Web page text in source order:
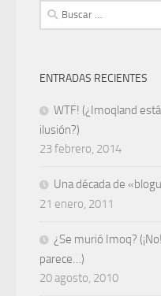
Buscar:
ENTRADAS RECIENTES
WTF! (¿Imoqland
ilusión?)
23 febrero, 2014
Una década de
21 enero, 2011
¿Se murió Imoq?
parece…)
20 agosto, 2010